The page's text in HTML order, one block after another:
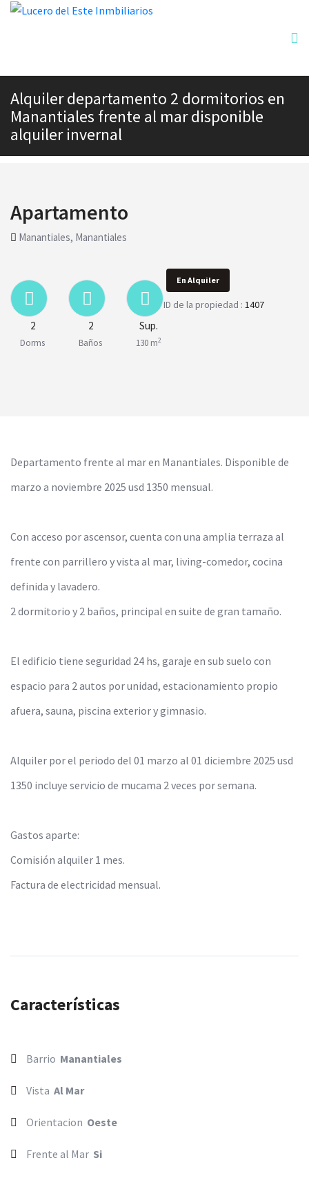
Alquiler departamento 2 dormitorios en
Manantiales frente al mar disponible
alquiler invernal
Apartamento
Manantiales, Manantiales
2
Dorms
2
Baños
Sup.
130 m2
En Alquiler
ID de la propiedad : 1407
Departamento frente al mar en Manantiales. Disponible de
marzo a noviembre 2025 usd 1350 mensual.
Con acceso por ascensor, cuenta con una amplia terraza al
frente con parrillero y vista al mar, living-comedor, cocina
definida y lavadero.
2 dormitorio y 2 baños, principal en suite de gran tamaño.
El edificio tiene seguridad 24 hs, garaje en sub suelo con
espacio para 2 autos por unidad, estacionamiento propio
afuera, sauna, piscina exterior y gimnasio.
Alquiler por el periodo del 01 marzo al 01 diciembre 2025 usd
1350 incluye servicio de mucama 2 veces por semana.
Gastos aparte:
Comisión alquiler 1 mes.
Factura de electricidad mensual.
Características
Barrio Manantiales
Vista Al Mar
Orientacion Oeste
Frente al Mar Si